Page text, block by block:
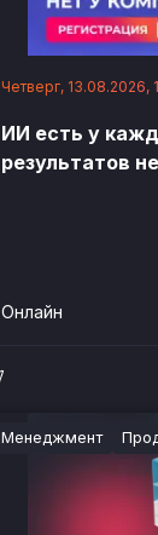
Четверг, 13.08.2026,
ИИ есть у
результатов
Онлайн
Менеджмент